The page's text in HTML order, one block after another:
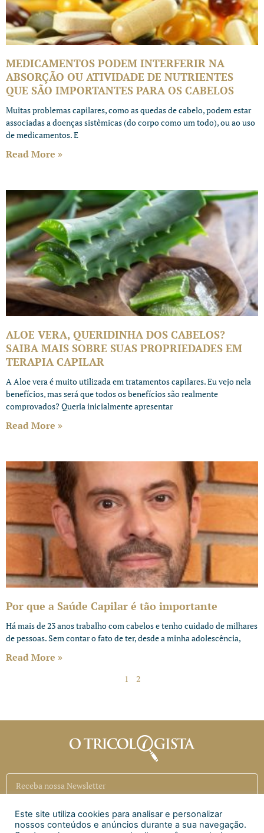
MEDICAMENTOS PODEM INTERFERIR NA
ABSORÇÃO OU ATIVIDADE DE NUTRIENTES
QUE SÃO IMPORTANTES PARA OS CABELOS
Muitas problemas capilares, como as quedas de cabelo, podem estar
associadas a doenças sistêmicas (do corpo como um todo), ou ao uso
de medicamentos. E
Read More »
ALOE VERA, QUERIDINHA DOS CABELOS?
SAIBA MAIS SOBRE SUAS PROPRIEDADES EM
TERAPIA CAPILAR
A Aloe vera é muito utilizada em tratamentos capilares. Eu vejo nela
benefícios, mas será que todos os benefícios são realmente
comprovados? Queria inicialmente apresentar
Read More »
Por que a Saúde Capilar é tão importante
Há mais de 23 anos trabalho com cabelos e tenho cuidado de milhares
de pessoas. Sem contar o fato de ter, desde a minha adolescência,
Read More »
1 2
Inscrever
Este site utiliza cookies para analisar e personalizar
nossos conteúdos e anúncios durante a sua navegação.